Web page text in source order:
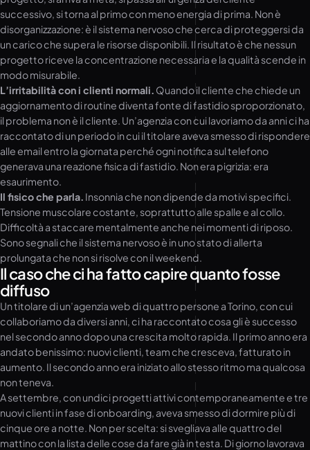
successivo, si torna al primo con meno energia di prima. Non è
disorganizzazione: è il sistema nervoso che cerca di proteggersi da
un carico che supera le risorse disponibili. Il risultato è che nessun
progetto riceve la concentrazione necessaria e la qualità scende in
modo misurabile.
L’irritabilità con i clienti normali. Quando il cliente che chiede un
aggiornamento di routine diventa fonte di fastidio sproporzionato,
il problema non è il cliente. Un’agenzia con cui lavoriamo da anni ci ha
raccontato di un periodo in cui il titolare aveva smesso di rispondere
alle email entro la giornata perché ogni notifica sul telefono
generava una reazione fisica di fastidio. Non era pigrizia: era
esaurimento.
Il fisico che parla. Insonnia che non dipende da motivi specifici.
Tensione muscolare costante, soprattutto alle spalle e al collo.
Difficoltà a staccare mentalmente anche nei momenti di riposo.
Sono segnali che il sistema nervoso è in uno stato di allerta
prolungata che non si risolve con il weekend.
Il caso che ci ha fatto capire quanto fosse
diffuso
Un titolare di un’agenzia web di quattro persone a Torino, con cui
collaboriamo da diversi anni, ci ha raccontato cosa gli è successo
nel secondo anno dopo una crescita molto rapida. Il primo anno era
andato benissimo: nuovi clienti, team che cresceva, fatturato in
aumento. Il secondo anno era iniziato allo stesso ritmo ma qualcosa
non teneva.
A settembre, con undici progetti attivi contemporaneamente e tre
nuovi clienti in fase di onboarding, aveva smesso di dormire più di
cinque ore a notte. Non per scelta: si svegliava alle quattro del
mattino con la lista delle cose da fare già in testa. Di giorno lavorava